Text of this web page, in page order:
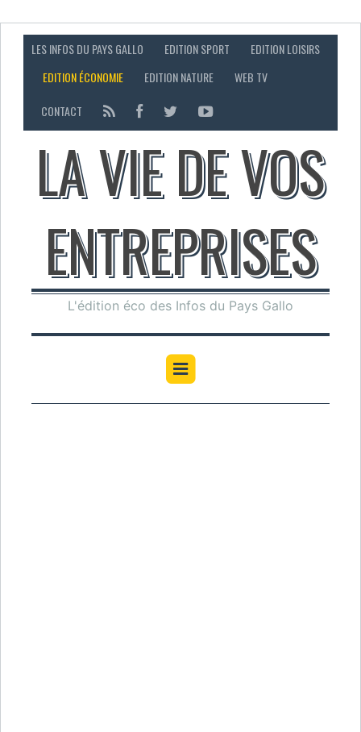
LES INFOS DU PAYS GALLO EDITION SPORT
EDITION LOISIRS
EDITION ÉCONOMIE
EDITION NATURE
WEB TV
CONTACT
LA VIE DE VOS
ENTREPRISES
L'édition éco des Infos du Pays Gallo